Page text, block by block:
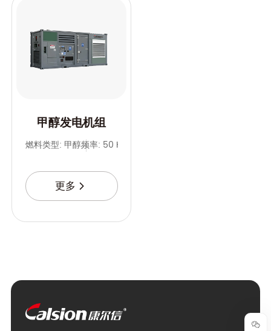
甲醇发电机组
燃料类型: 甲醇频率: 50 Hz
更多